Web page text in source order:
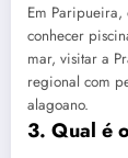
Em
conhecer
mar, visitar a
regional com
alagoano.
3. Qual é